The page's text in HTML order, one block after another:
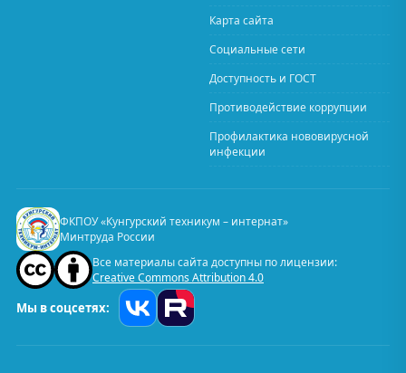
Карта сайта
Социальные сети
Доступность и ГОСТ
Противодействие коррупции
Профилактика нововирусной
инфекции
ФКПОУ «Кунгурский техникум – интернат»
Минтруда России
Все материалы сайта доступны по лицензии:
Creative Commons Attribution 4.0
Мы в соцсетях: